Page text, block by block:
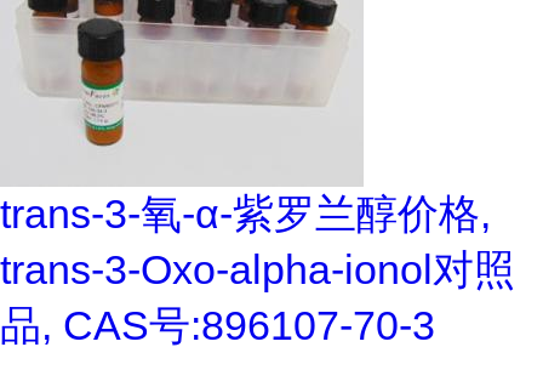
trans-3-氧-α-紫罗兰醇价格,
trans-3-Oxo-alpha-ionol对照
品, CAS号:896107-70-3